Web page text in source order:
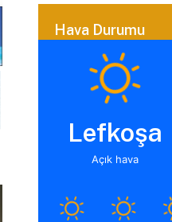
Hava Durumu
Lefkoşa
Açık hava